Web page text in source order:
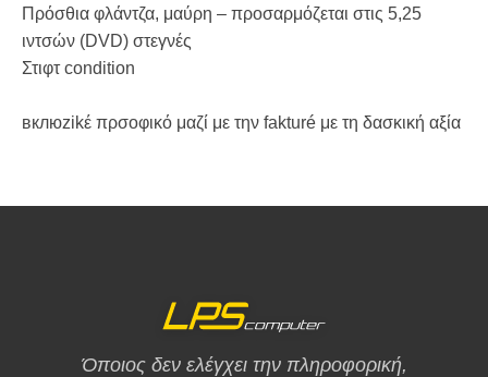
Πρόσθια φλάντζα, μαύρη – προσαρμόζεται στις 5,25
ιντσών (DVD) στεγνές
Στιφτ condition
вклюzikέ πρσοφικό μαζί με την fakturé με τη δασκική αξία
Όποιος δεν ελέγχει την πληροφορική,